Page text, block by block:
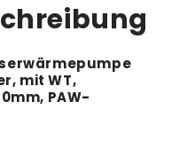
mit WT,
PAW-